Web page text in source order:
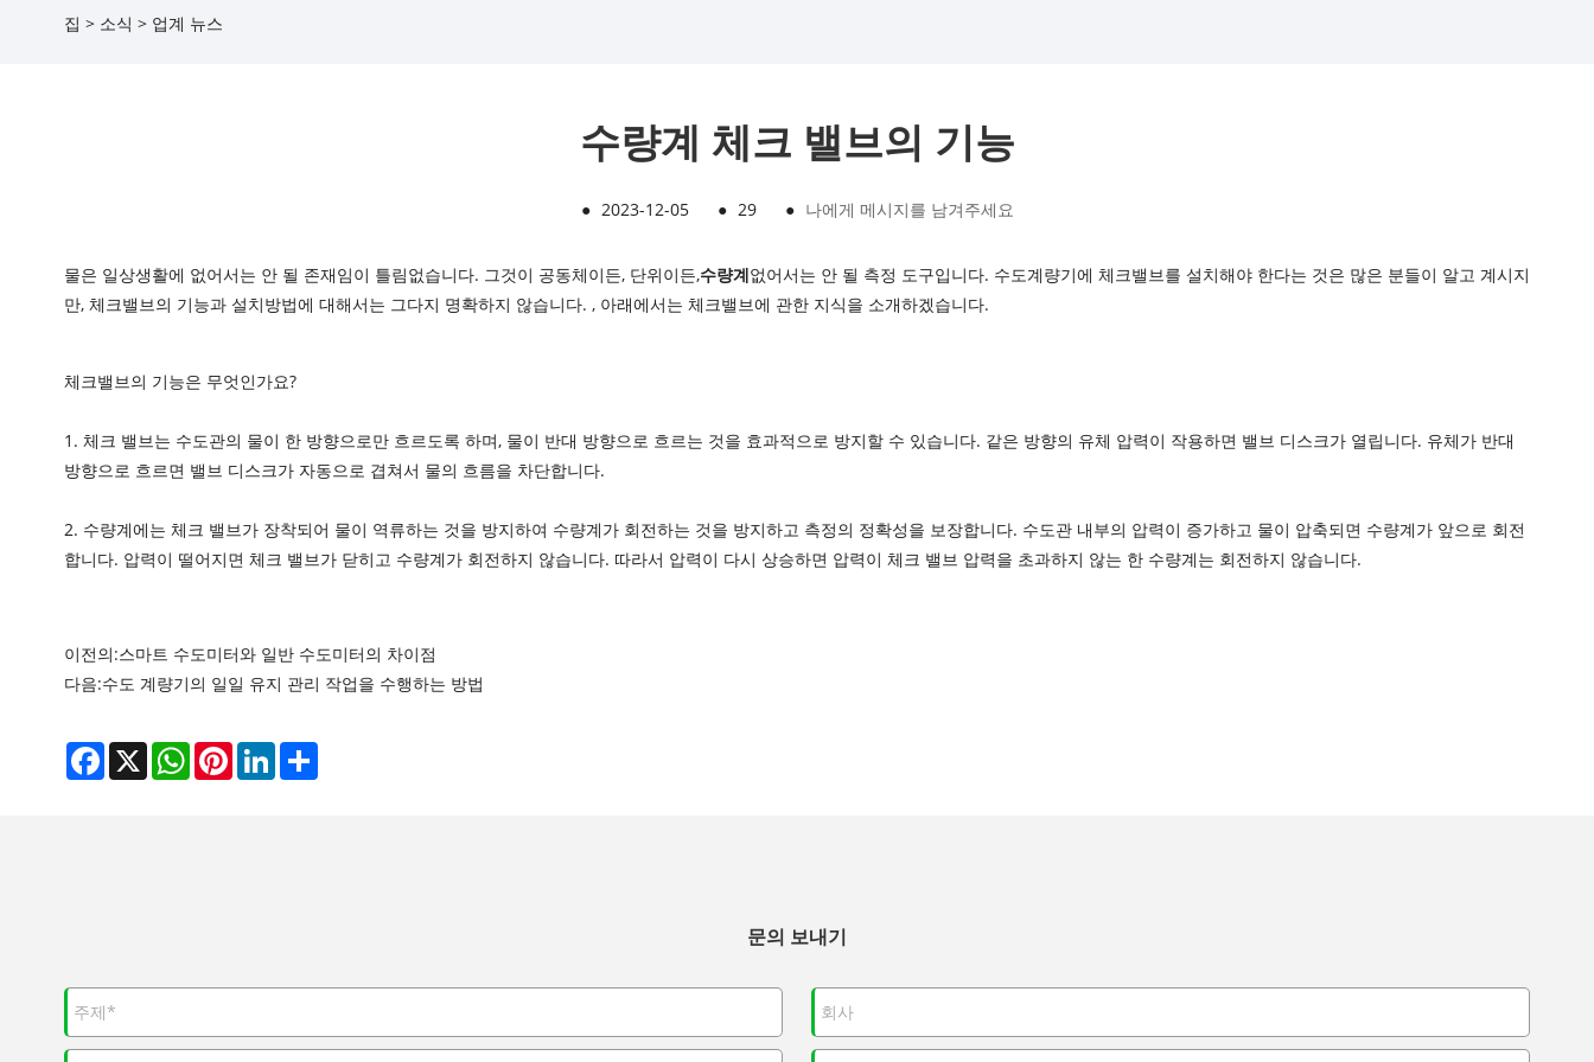
집 > 소식 > 업계 뉴스
수량계 체크 밸브의 기능
● 2023-12-05 ● 29 ● 나에게 메시지를 남겨주세요
물은 일상생활에 없어서는 안 될 존재임이 틀림없습니다. 그것이 공동체이든, 단위이든,수량계없어서는 안 될 측정 도구입니다. 수도계량기에 체크밸브를 설치해야 한다는 것은 많은 분들이 알고 계시지
만, 체크밸브의 기능과 설치방법에 대해서는 그다지 명확하지 않습니다. , 아래에서는 체크밸브에 관한 지식을 소개하겠습니다.
체크밸브의 기능은 무엇인가요?
1. 체크 밸브는 수도관의 물이 한 방향으로만 흐르도록 하며, 물이 반대 방향으로 흐르는 것을 효과적으로 방지할 수 있습니다. 같은 방향의 유체 압력이 작용하면 밸브 디스크가 열립니다. 유체가 반대
방향으로 흐르면 밸브 디스크가 자동으로 겹쳐서 물의 흐름을 차단합니다.
2. 수량계에는 체크 밸브가 장착되어 물이 역류하는 것을 방지하여 수량계가 회전하는 것을 방지하고 측정의 정확성을 보장합니다. 수도관 내부의 압력이 증가하고 물이 압축되면 수량계가 앞으로 회전
합니다. 압력이 떨어지면 체크 밸브가 닫히고 수량계가 회전하지 않습니다. 따라서 압력이 다시 상승하면 압력이 체크 밸브 압력을 초과하지 않는 한 수량계는 회전하지 않습니다.
이전의:스마트 수도미터와 일반 수도미터의 차이점
다음:수도 계량기의 일일 유지 관리 작업을 수행하는 방법
Facebook
X WhatsAppPinterestLinkedInShare
문의 보내기